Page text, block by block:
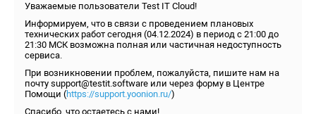
Уважаемые пользователи Test IT Cloud!
Информируем, что в связи с проведением плановых
технических работ сегодня (04.12.2024) в период с 21:00 до
21:30 МСК возможна полная или частичная недоступность
сервиса.
При возникновении проблем, пожалуйста, пишите нам на
почту support@testit.software или через форму в Центре
Помощи (https://support.yoonion.ru/)
Спасибо, что остаетесь с нами!